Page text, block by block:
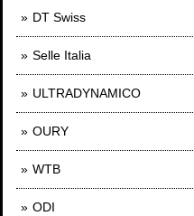
DT Swiss
Selle Italia
ULTRADYNAMICO
OURY
WTB
ODI